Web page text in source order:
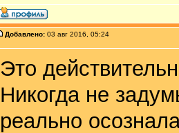
Добавлено: 03 авг 2016, 05:24
Это
Никогда не
реально